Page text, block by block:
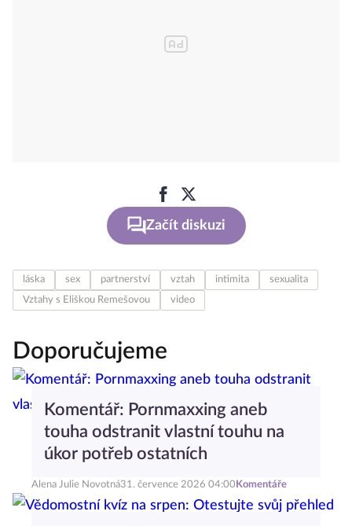
Začít diskuzi
láska sex partnerství vztah intimita
sexualita
Vztahy s Eliškou Remešovou
video
Doporučujeme
Komentář: Pornmaxxing aneb
touha odstranit vlastní touhu na
úkor potřeb ostatních
Alena Julie Novotná31. července 2026 04:00 Komentáře